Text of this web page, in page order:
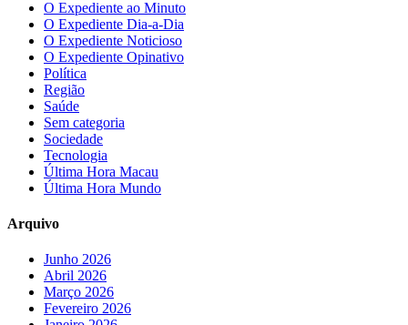
O Expediente ao Minuto
O Expediente Dia-a-Dia
O Expediente Noticioso
O Expediente Opinativo
Política
Região
Saúde
Sem categoria
Sociedade
Tecnologia
Última Hora Macau
Última Hora Mundo
Arquivo
Junho 2026
Abril 2026
Março 2026
Fevereiro 2026